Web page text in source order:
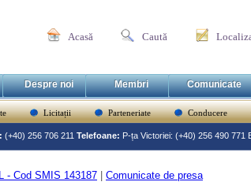
Acasă Caută
Despre noi Membri Comunicate
Licitații Parteneriate Conducere
(+40) 256 706 211 Telefoane: P-ța Victoriei: (+40) 256 490 771
- Cod SMIS 143187 Comunicate de presa